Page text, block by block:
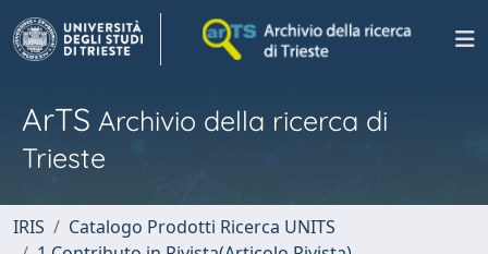
ArTS Archivio della ricerca di
Trieste
IRIS
Catalogo Prodotti Ricerca UNITS